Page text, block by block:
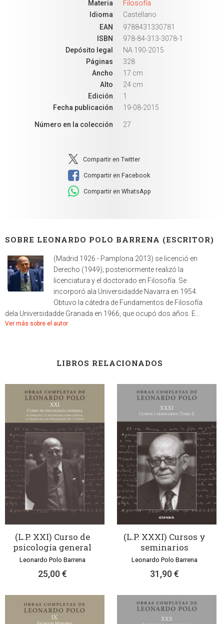
Materia
Filosofía
Idioma
Castellano
EAN
9788431330781
ISBN
978-84-313-3078-1
Depósito legal
NA 190-2015
Páginas
328
Ancho
17 cm
Alto
24 cm
Edición
1
Fecha publicación
19-08-2015
Número en la colección 27
Compartir en Twitter
Compartir en Facebook
Compartir en WhatsApp
SOBRE LEONARDO POLO BARRENA (ESCRITOR)
(Madrid 1926 - Pamplona 2013) se licenció en
Derecho (1949); posteriormente realizó la
licenciatura y el doctorado en Filosofía. Se
incorporó ala Universidadde Navarra en 1954.
Obtuvo la cátedra de Fundamentos de Filosofía
dela Universidadde Granada en 1966, que ocupó dos años. E...
Ver más sobre el autor
LIBROS RELACIONADOS
(L.P. XXI) Curso de
psicología general
Leonardo Polo Barrena
25,00 €
(L.P. XXXI) Cursos y
seminarios
Leonardo Polo Barrena
31,90 €